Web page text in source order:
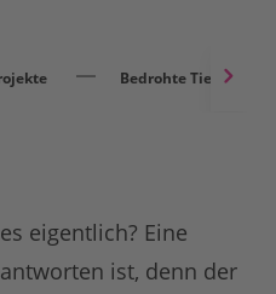
Bedrohte Tierarten
eigentlich? Eine
ist, denn der